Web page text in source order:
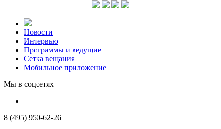
Новости
Интервью
Программы и ведущие
Сетка вещания
Мобильное приложение
Мы в соцсетях
8 (495) 950-62-26